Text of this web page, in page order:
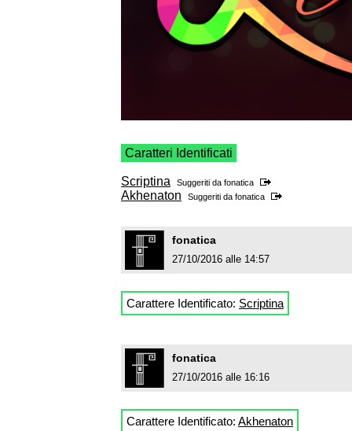
Caratteri Identificati
Scriptina Suggeriti da fonatica
Akhenaton Suggeriti da fonatica
fonatica
27/10/2016 alle 14:57
Carattere Identificato: Scriptina
fonatica
27/10/2016 alle 16:16
Carattere Identificato: Akhenaton